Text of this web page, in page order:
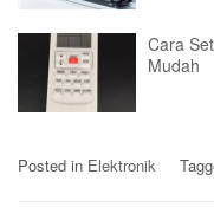
Cara
Mudah
Posted in Elektronik